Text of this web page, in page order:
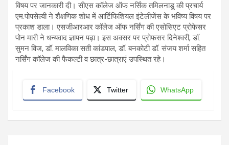
विषय पर जानकारी दी। सीएस कॉलेज ऑफ नर्सिंक तमिलनाडू की प्रचार्य
एम.पोपसेल्वी ने शैक्षणिक शोध में आर्टिफिशियल इंटेलीजेंस के भविष्य विषय पर
प्रकाश डाला। एसजीआरआर कॉलेज ऑफ नर्सिंग की एसोसिएट प्रोफेसर
पोन मारी ने धन्यवाद ज्ञापन पढ़ा। इस अवसर पर प्रोफसर दिनेश्वरी, डॉ.
सुमन विज, डॉ. मालविका सती कांडपाल, डॉ. बनकोटी डॉ. संजय शर्मा सहित
नर्सिंग काॅलेज की फैकल्टी व छात्र-छात्राएं उपस्थित रहे।
Facebook Twitter WhatsApp